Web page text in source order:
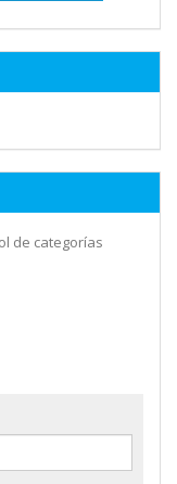
de categorías